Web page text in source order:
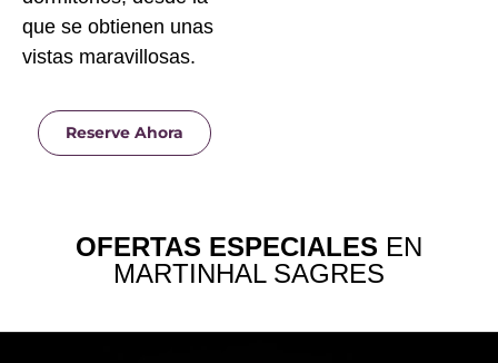
que se obtienen unas
vistas maravillosas.
Reserve Ahora
OFERTAS ESPECIALES EN
MARTINHAL SAGRES